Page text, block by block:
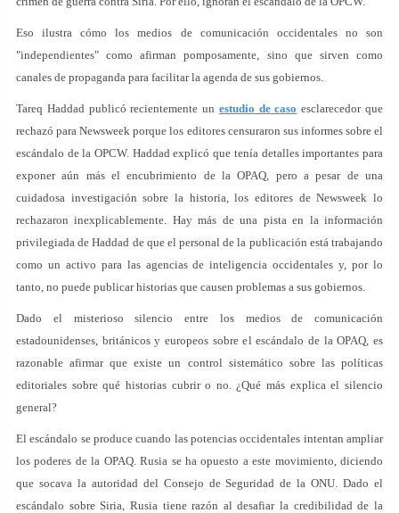
Eso ilustra cómo los medios de comunicación occidentales no son
"independientes" como afirman pomposamente, sino que sirven como
canales de propaganda para facilitar la agenda de sus gobiernos.
Tareq Haddad publicó recientemente un estudio de caso esclarecedor que
rechazó para Newsweek porque los editores censuraron sus informes sobre el
escándalo de la OPCW. Haddad explicó que tenía detalles importantes para
exponer aún más el encubrimiento de la OPAQ, pero a pesar de una
cuidadosa investigación sobre la historia, los editores de Newsweek lo
rechazaron inexplicablemente. Hay más de una pista en la información
privilegiada de Haddad de que el personal de la publicación está trabajando
como un activo para las agencias de inteligencia occidentales y, por lo
tanto, no puede publicar historias que causen problemas a sus gobiernos.
Dado el misterioso silencio entre los medios de comunicación
estadounidenses, británicos y europeos sobre el escándalo de la OPAQ, es
razonable afirmar que existe un control sistemático sobre las políticas
editoriales sobre qué historias cubrir o no. ¿Qué más explica el silencio
general?
El escándalo se produce cuando las potencias occidentales intentan ampliar
los poderes de la OPAQ. Rusia se ha opuesto a este movimiento, diciendo
que socava la autoridad del Consejo de Seguridad de la ONU. Dado el
escándalo sobre Siria, Rusia tiene razón al desafiar la credibilidad de la